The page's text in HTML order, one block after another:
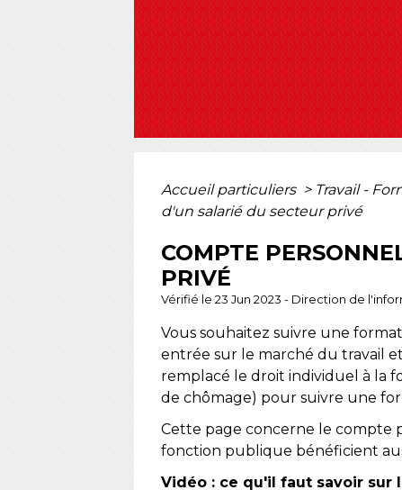
Accueil particuliers > Travail -
d'un salarié du secteur privé
COMPTE
PRIVÉ
Vérifié le 23 Jun 2023 - Direction de
Vous souhaitez suivre une
entrée sur le marché du travail
remplacé le droit individuel à la
de chômage) pour suivre une
Cette page concerne le compte
fonction publique bénéficient
Vidéo : ce qu'il faut savoir sur